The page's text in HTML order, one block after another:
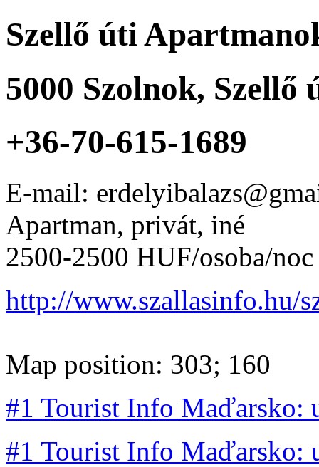
Szellő úti
5000 Szolnok, Szellő
+36-70-615-1689
E-mail:
Apartman, privát, iné
2500-2500 HUF/osoba/noc
http://www.szallasinfo.hu/
Map position: 303; 160
#1 Tourist Info Maďarsko:
#1 Tourist Info Maďarsko: